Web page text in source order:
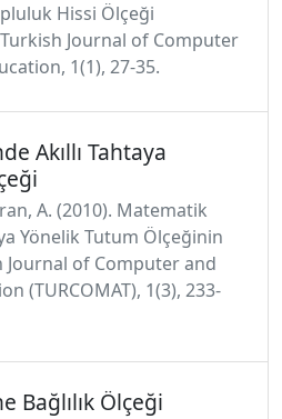
Hissi Ölçeği
Journal of Computer
1(1), 27-35.
Akıllı Tahtaya
A. (2010). Matematik
Yönelik Tutum Ölçeğinin
of Computer and
(TURCOMAT), 1(3), 233-
Bağlılık Ölçeği